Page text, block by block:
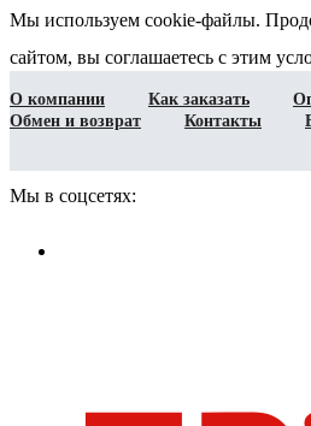
Мы используем cookie-файлы.
сайтом, вы соглашаетесь с этим
О компании Как заказать
Обмен и возврат
Контакты
Мы в соцсетях: